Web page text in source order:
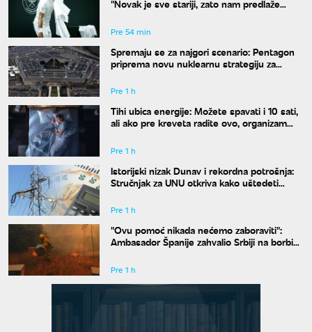
"Novak je sve stariji, zato nam predlaže
Pre 54 min
Spremaju se za najgori scenario: Pentagon
priprema novu nuklearnu strategiju za
Pre 1 h
Tihi ubica energije: Možete spavati i 10 sati,
ali ako pre kreveta radite ovo, organizam
Pre 1 h
Istorijski nizak Dunav i rekordna potrošnja:
Stručnjak za UNU otkriva kako uštedeti
Pre 1 h
"Ovu pomoć nikada nećemo zaboraviti":
Ambasador Španije zahvalio Srbiji na borbi
Pre 1 h